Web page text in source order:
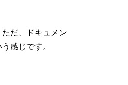
だ、ドキュメン
感じです。